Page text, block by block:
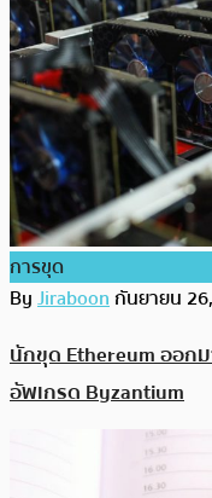
การขุด
ByJiraboonกันยายน
นักขุด Ethereum ออก
อัพเกรด Byzantium